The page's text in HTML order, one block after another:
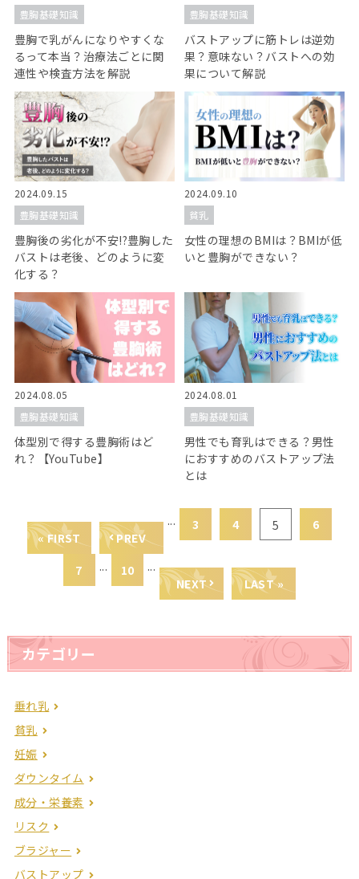
豊胸基礎知識
豊胸で乳がんになりやすくな
るって本当？治療法ごとに関
連性や検査方法を解説
豊胸基礎知識
バストアップに筋トレは逆効
果？意味ない？バストへの効
果について解説
2024.09.15
豊胸基礎知識
豊胸後の劣化が不安!?豊胸した
バストは老後、どのように変
化する？
2024.09.10
貧乳
女性の理想のBMIは？BMIが低
いと豊胸ができない？
2024.08.05
豊胸基礎知識
体型別で得する豊胸術はど
れ？【YouTube】
2024.08.01
豊胸基礎知識
男性でも育乳はできる？男性
におすすめのバストアップ法
とは
« FIRST PREV
... 3 4 5 6
7 ... 10
...
NEXT
LAST »
カテゴリー
垂れ乳
貧乳
妊娠
ダウンタイム
成分・栄養素
リスク
ブラジャー
バストアップ